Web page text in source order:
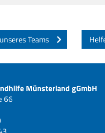
Teams
Münsterland gGmbH
66